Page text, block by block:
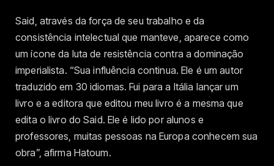
Said, através da força de seu trabalho e da
consistência intelectual que manteve, aparece como
um ícone da luta de resistência contra a dominação
imperialista. “Sua influência continua. Ele é um autor
traduzido em 30 idiomas. Fui para a Itália lançar um
livro e a editora que editou meu livro é a mesma que
edita o livro do Said. Ele é lido por alunos e
professores, muitas pessoas na Europa conhecem sua
obra”, afirma Hatoum.